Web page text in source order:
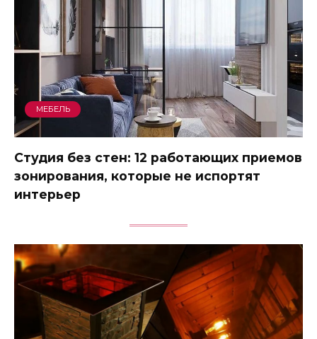
МЕБЕЛЬ
Студия без стен: 12 работающих приемов
зонирования, которые не испортят
интерьер